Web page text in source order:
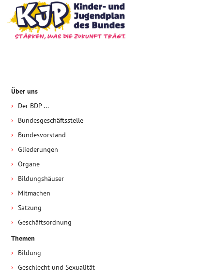
Über uns
Der BDP ...
Bundesgeschäftsstelle
Bundesvorstand
Gliederungen
Organe
Bildungshäuser
Mitmachen
Satzung
Geschäftsordnung
Themen
Bildung
Geschlecht und Sexualität